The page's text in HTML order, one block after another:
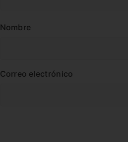
Nombre
Correo electrónico